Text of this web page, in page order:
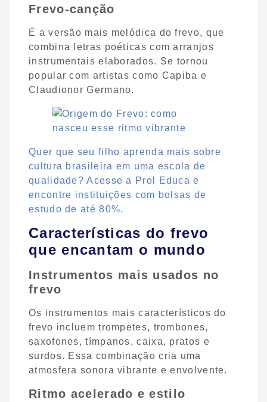
Frevo-canção
É a versão mais melódica do frevo, que
combina letras poéticas com arranjos
instrumentais elaborados. Se tornou
popular com artistas como Capiba e
Claudionor Germano.
Quer que seu filho aprenda mais sobre
cultura brasileira em uma escola de
qualidade? Acesse a Prol Educa e
encontre instituições com bolsas de
estudo de até 80%.
Características do frevo
que encantam o mundo
Instrumentos mais usados no
frevo
Os instrumentos mais característicos do
frevo incluem trompetes, trombones,
saxofones, tímpanos, caixa, pratos e
surdos. Essa combinação cria uma
atmosfera sonora vibrante e envolvente.
Ritmo acelerado e estilo